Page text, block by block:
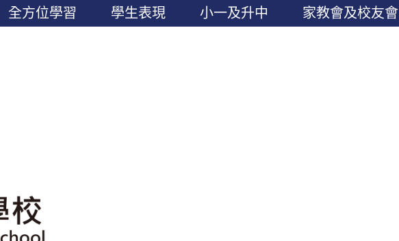
全方位學習 學生表現 小一及升中 家教會及校友會